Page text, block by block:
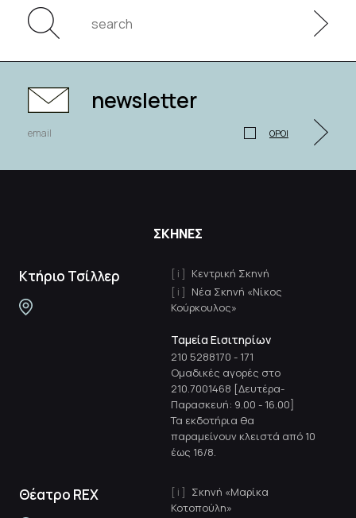
newsletter
ΟΡΟΙ
ΣΚΗΝΕΣ
Κτήριο Τσίλλερ
Κεντρική Σκηνή
Νέα Σκηνή «Νίκος
Κούρκουλος»
Ταμεία Εισιτηρίων
210 5288170 - 171
Ομαδικές αγορές στο
210.7001468 [Δευτέρα-
Παρασκευή: 9.00 - 16.00]
Τα εκδοτήρια θα
παραμείνουν κλειστά από 10
έως 16/8.
Θέατρο REX
Σκηνή «Μαρίκα
Κοτοπούλη»